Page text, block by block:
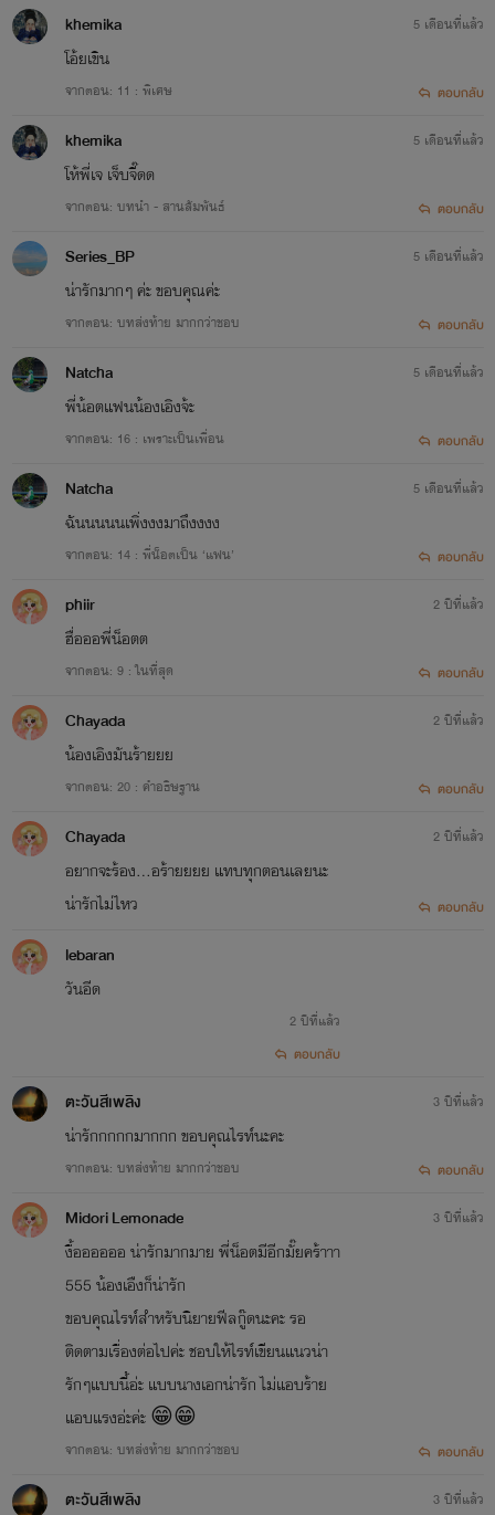
khemika
โอ้ยเขิน
จากตอน: 11 : พิเศษ
5 เดือนที่แล้ว
ตอบกลับ
khemika
โห้พี่เจ เจ็บจี๊ดด
จากตอน: บทนำ - สานสัมพันธ์
5 เดือนที่แล้ว
ตอบกลับ
Series_BP
น่ารักมากๆ ค่ะ ขอบคุณค่ะ
จากตอน: บทส่งท้าย มากกว่าชอบ
5 เดือนที่แล้ว
ตอบกลับ
Natcha
พี่น้อตแฟนน้องเอิงจ้ะ
จากตอน: 16 : เพราะเป็นเพื่อน
5 เดือนที่แล้ว
ตอบกลับ
Natcha
ฉันนนนนเพิ่งงงมาถึงงงง
จากตอน: 14 : พี่น็อตเป็น ‘แฟน’
5 เดือนที่แล้ว
ตอบกลับ
phiir
ฮื่อออพี่น็อตต
จากตอน: 9 : ในที่สุด
2 ปีที่แล้ว
ตอบกลับ
Chayada
น้องเอิงมันร้ายยย
จากตอน: 20 : คำอธิษฐาน
2 ปีที่แล้ว
ตอบกลับ
Chayada
อยากจะร้อง...อร้ายยยย แทบทุกตอนเลยนะ
น่ารักไม่ไหว
2 ปีที่แล้ว
ตอบกลับ
lebaran
วันอีด
2 ปีที่แล้ว
ตอบกลับ
ตะวันสีเพลิง
น่ารักกกกกมากกก ขอบคุณไรท์นะคะ
จากตอน: บทส่งท้าย มากกว่าชอบ
3 ปีที่แล้ว
ตอบกลับ
Midori Lemonade
งื้ออออออ น่ารักมากมาย พี่น็อตมีอีกมั๊ยคร้าาา
555 น้องเอืงก็น่ารัก
ขอบคุณไรท์สำหรับนิยายฟีลกู๊ดนะคะ รอ
ติดตามเรื่องต่อไปค่ะ ชอบให้ไรท์เขียนแนวน่า
รักๆแบบนี้อ่ะ แบบนางเอกน่ารัก ไม่แอบร้าย
แอบแรงอ่ะค่ะ 😁😁
จากตอน: บทส่งท้าย มากกว่าชอบ
3 ปีที่แล้ว
ตอบกลับ
ตะวันสีเพลิง 3 ปีที่แล้ว